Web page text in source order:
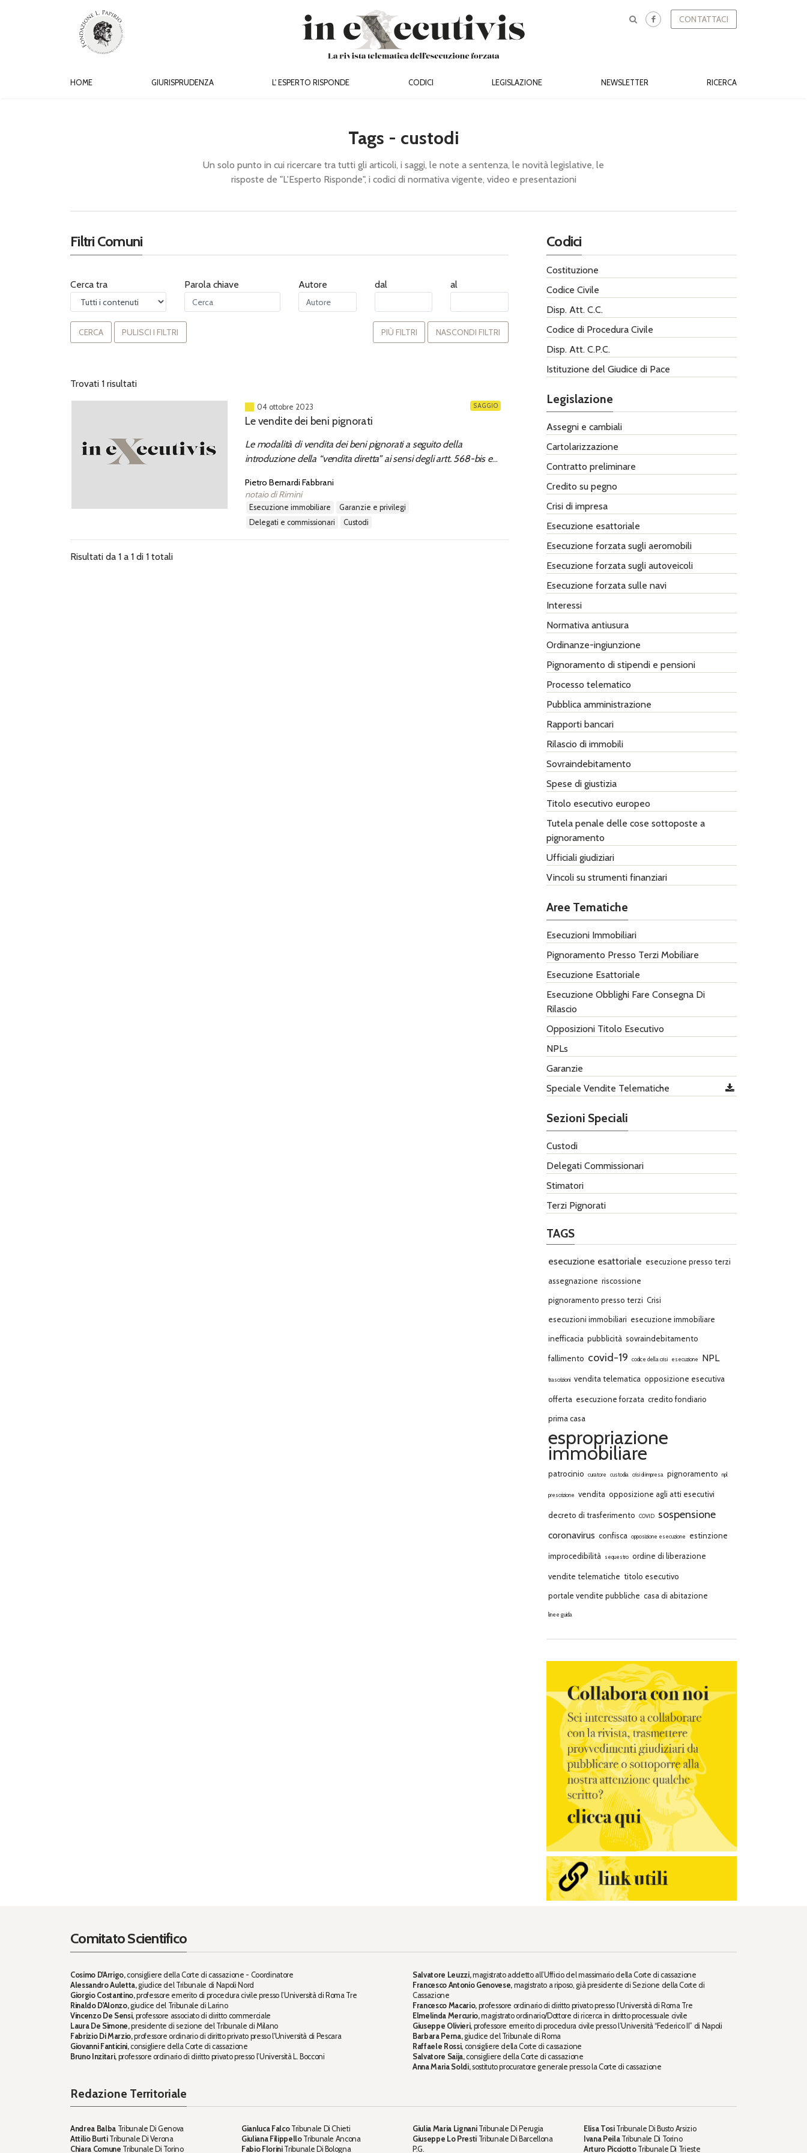
CONTATTACI
HOME GIURISPRUDENZA L' ESPERTO RISPONDE CODICI LEGISLAZIONE NEWSLETTER RICERCA
Tags - custodi
Un solo punto in cui ricercare tra tutti gli articoli, i saggi, le note a sentenza, le novità legislative, le
risposte de "L'Esperto Risponde", i codici di normativa vigente, video e presentazioni
Filtri Comuni
Cerca tra Parola chiave Autore dal al
CERCA PULISCI I FILTRI PIÙ FILTRI NASCONDI FILTRI
Trovati 1 risultati
04 ottobre 2023 SAGGIO
Le vendite dei beni pignorati
Le modalità di vendita dei beni pignorati a seguito della
introduzione della “vendita diretta” ai sensi degli artt. 568-bis e
Pietro Bernardi Fabbrani
notaio di Rimini
esecuzione immobiliare
garanzie e privilegi
delegati e commissionari
custodi
Risultati da 1 a 1 di 1 totali
Codici
Costituzione
Codice Civile
Disp. Att. C.C.
Codice di Procedura Civile
Disp. Att. C.P.C.
Istituzione del Giudice di Pace
Legislazione
Assegni e cambiali
Cartolarizzazione
Contratto preliminare
Credito su pegno
Crisi di impresa
Esecuzione esattoriale
Esecuzione forzata sugli aeromobili
Esecuzione forzata sugli autoveicoli
Esecuzione forzata sulle navi
Interessi
Normativa antiusura
Ordinanze-ingiunzione
Pignoramento di stipendi e pensioni
Processo telematico
Pubblica amministrazione
Rapporti bancari
Rilascio di immobili
Sovraindebitamento
Spese di giustizia
Titolo esecutivo europeo
Tutela penale delle cose sottoposte a
pignoramento
Ufficiali giudiziari
Vincoli su strumenti finanziari
Aree Tematiche
Esecuzioni Immobiliari
Pignoramento Presso Terzi Mobiliare
Esecuzione Esattoriale
Esecuzione Obblighi Fare ​Consegna Di
Rilascio
Opposizioni Titolo Esecutivo
NPLs
Garanzie
Speciale Vendite Telematiche
Sezioni Speciali
Custodi
Delegati Commissionari
Stimatori
Terzi Pignorati
TAGS
esecuzione esattoriale esecuzione presso terzi
assegnazione riscossione
pignoramento presso terzi Crisi
esecuzioni immobiliari esecuzione immobiliare
inefficacia pubblicità sovraindebitamento
fallimento covid-19 codice della crisi esecuzione NPL
trascrizioni vendita telematica opposizione esecutiva
offerta esecuzione forzata credito fondiario
prima casa
espropriazione
immobiliare
patrocinio curatore custodia crisi di impresa pignoramento npl
prescrizione vendita opposizione agli atti esecutivi
decreto di trasferimento COVID sospensione
coronavirus confisca opposizione esecuzione estinzione
improcedibilità sequestro ordine di liberazione
vendite telematiche titolo esecutivo
portale vendite pubbliche casa di abitazione
linee guida
Comitato Scientifico
Cosimo D'Arrigo,consigliere della Corte di cassazione - Coordinatore
Alessandro Auletta,giudice del Tribunale di Napoli Nord
Giorgio Costantino,professore emerito di procedura civile presso l’Università di Roma Tre
Rinaldo D'Alonzo,giudice del Tribunale di Larino
Vincenzo De Sensi,professore associato di diritto commerciale
Laura De Simone,presidente di sezione del Tribunale di Milano
Fabrizio Di Marzio,professore ordinario di diritto privato presso l'Università di Pescara
Giovanni Fanticini,consigliere della Corte di cassazione
Bruno Inzitari, professore ordinario di diritto privato presso l’Università L. Bocconi
Salvatore Leuzzi,magistrato addetto all’Ufficio del massimario della Corte di cassazione
Francesco Antonio Genovese, magistrato a riposo, già presidente di Sezione della Corte di
Cassazione
Francesco Macario,professore ordinario di diritto privato presso l’Università di Roma Tre
Elmelinda Mercurio,magistrato ordinario/Dottore di ricerca in diritto processuale civile
Giuseppe Olivieri,professore emerito di procedura civile presso l’Università “Federico II” di Napoli
Barbara Perna,giudice del Tribunale di Roma
Raffaele Rossi, consigliere della Corte di cassazione
Salvatore Saija,consigliere della Corte di cassazione
Anna Maria Soldi,sostituto procuratore generale presso la Corte di cassazione
Redazione Territoriale
Andrea BalbaTribunale Di Genova
Attilio BurtiTribunale Di Verona
Chiara Comune Tribunale Di Torino
Gianluca FalcoTribunale Di Chieti
Giuliana FilippelloTribunale Ancona
Fabio FloriniTribunale Di Bologna
Giulia Maria LignaniTribunale Di Perugia
Giuseppe Lo PrestiTribunale Di Barcellona
P.G.
Elisa TosiTribunale Di Busto Arsizio
Ivana PeilaTribunale Di Torino
Arturo PicciottoTribunale Di Trieste